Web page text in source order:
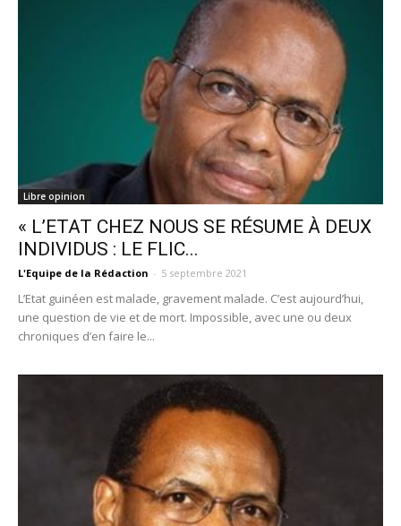
Libre opinion
« L’ETAT CHEZ NOUS SE RÉSUME À DEUX
INDIVIDUS : LE FLIC...
L'Equipe de la Rédaction - 5 septembre 2021
L’Etat guinéen est malade, gravement malade. C’est aujourd’hui,
une question de vie et de mort. Impossible, avec une ou deux
chroniques d’en faire le...